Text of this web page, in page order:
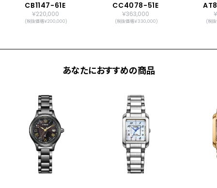
CB1147-61E
￥220,000
(税抜価格￥200,000)
CC4078-51E
￥363,000
(税抜価格￥330,000) (税
あなたにおすすめの商品